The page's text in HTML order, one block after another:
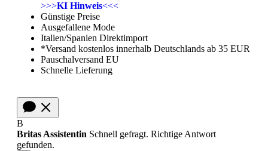
>>>KI Hinweis<<<
Günstige Preise
Ausgefallene Mode
Italien/Spanien Direktimport
*Versand kostenlos innerhalb Deutschlands ab 35 EUR
Pauschalversand EU
Schnelle Lieferung
B
Britas Assistentin Schnell gefragt. Richtige Antwort
gefunden.